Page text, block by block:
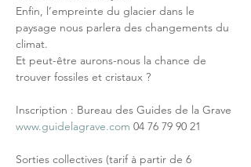
Enfin, l’empreinte du glacier dans le
paysage nous parlera des changements du
climat.
Et peut-être aurons-nous la chance de
trouver fossiles et cristaux ?
Inscription : Bureau des Guides de la Grave
www.guidelagrave.com 04 76 79 90 21
Sorties collectives (tarif à partir de 6